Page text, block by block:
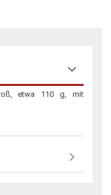
etwa 110 g, mit